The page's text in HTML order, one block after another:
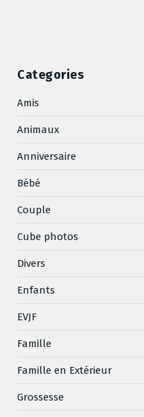
Categories
Amis
Animaux
Anniversaire
Bébé
Couple
Cube photos
Divers
Enfants
EVJF
Famille
Famille en Extérieur
Grossesse